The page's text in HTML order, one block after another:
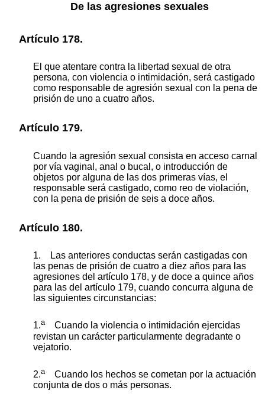
De las agresiones sexuales
Artículo 178.
El que atentare contra la libertad sexual de otra
persona, con violencia o intimidación, será castigado
como responsable de agresión sexual con la pena de
prisión de uno a cuatro años.
Artículo 179.
Cuando la agresión sexual consista en acceso carnal
por vía vaginal, anal o bucal, o introducción de
objetos por alguna de las dos primeras vías, el
responsable será castigado, como reo de violación,
con la pena de prisión de seis a doce años.
Artículo 180.
1. Las anteriores conductas serán castigadas con
las penas de prisión de cuatro a diez años para las
agresiones del artículo 178, y de doce a quince años
para las del artículo 179, cuando concurra alguna de
las siguientes circunstancias:
1.aCuando la violencia o intimidación ejercidas
revistan un carácter particularmente degradante o
vejatorio.
2.aCuando los hechos se cometan por la actuación
conjunta de dos o más personas.